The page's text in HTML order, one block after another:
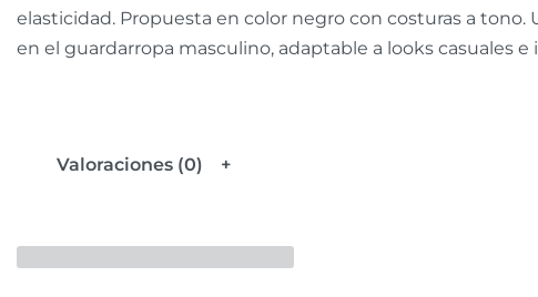
elasticidad. Propuesta en color negro con costuras a tono.
en el guardarropa masculino, adaptable a looks casuales e
Valoraciones (0)